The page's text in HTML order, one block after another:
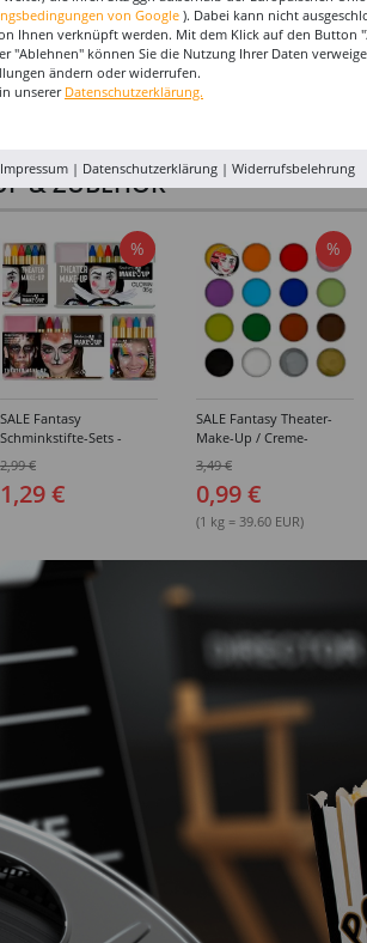
& ZUBEHÖR
%
SALE Fantasy
Schminkstifte-Sets -
Ausführungen
2,99 €
1,29 €
%
SALE Fantasy Theater-
Make-Up / Creme-
25g - Verschiedene
Karnevalsfarben
3,49 €
0,99 €
(1 kg = 39.60 EUR)
von Google ). Dabei kann nicht
Ihnen verknüpft werden. Mit dem Klick auf den Button
"Ablehnen" können Sie die Nutzung Ihrer Daten
ändern oder widerrufen.
unserer Datenschutzerklärung.
Impressum| Datenschutzerklärung| Widerrufsbelehrung